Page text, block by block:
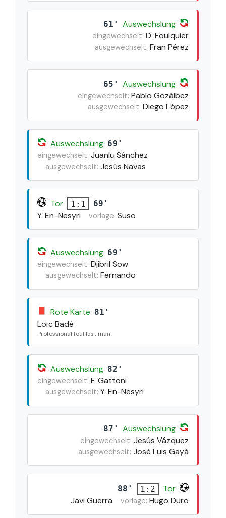
61' Auswechslung
eingewechselt: D. Foulquier
ausgewechselt: Fran Pérez
65' Auswechslung
eingewechselt: Pablo Gozálbez
ausgewechselt: Diego López
Auswechslung 69'
eingewechselt: Juanlu Sánchez
ausgewechselt: Jesús Navas
Tor 1:1 69'
Y. En-Nesyri vorlage: Suso
Auswechslung 69'
eingewechselt: Djibril Sow
ausgewechselt: Fernando
Rote Karte 81'
Loïc Badé
Professional foul last man
Auswechslung 82'
eingewechselt: F. Gattoni
ausgewechselt: Y. En-Nesyri
87' Auswechslung
eingewechselt: Jesús Vázquez
ausgewechselt: José Luis Gayà
88' 1:2
Tor
Javi Guerra
vorlage: Hugo Duro